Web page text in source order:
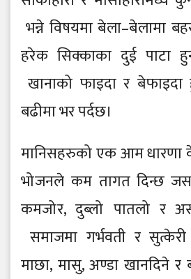
भन्ने विषयमा बे ला–बे लामा
हरे क सिक्काका दुई पाटा
खानाको फाइदा र बे
बढीमा भर पर्दछ।
मानिसहरुको एक आम धारणा
भो जनले कम तागत दिन्छ
कमजो र, दुब्लो पातलो र
समाजमा गर्भवती र सुत्के
माछा, मासु, अण्डा खानदिने र